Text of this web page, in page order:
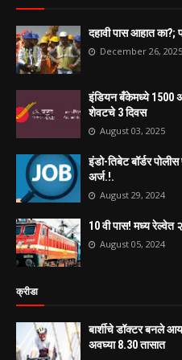
दहावी पास आहात का?;
December 26, 2025
इंडियन बँकेमध्ये 1500
शेवटचे 3 दिवस
August 03, 2025
इंडो-तिबेट बॉर्डर
अर्ज.!.
August 29, 2024
10 वी पास! मध्य रेल्वेत
August 05, 2024
क्रीडा
बार्शीचे डॉक्टर बनले
अवघ्या 8.30 तासात